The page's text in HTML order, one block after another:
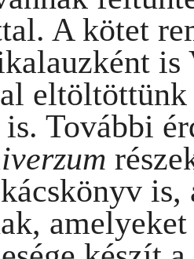
A kötet
is
eltöltöttünk
További